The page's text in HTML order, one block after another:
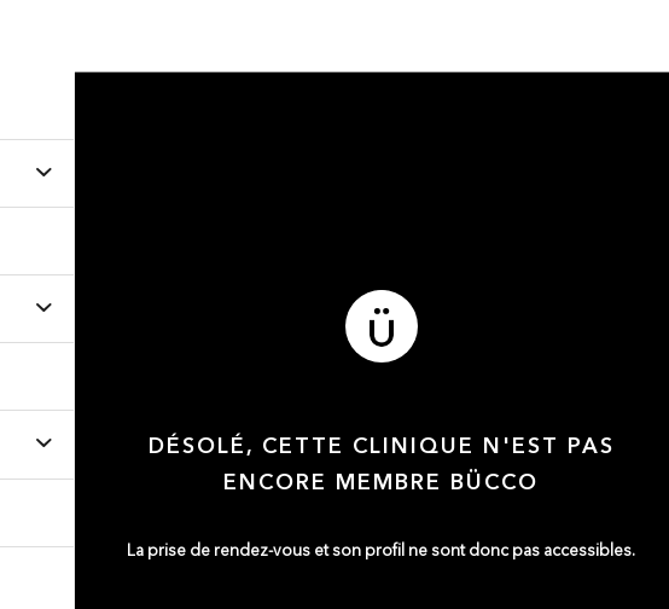
DÉSOLÉ, CETTE CLINIQUE N'EST PAS
ENCORE MEMBRE BÜCCO
La prise de rendez-vous et son profil ne sont donc pas accessibles.